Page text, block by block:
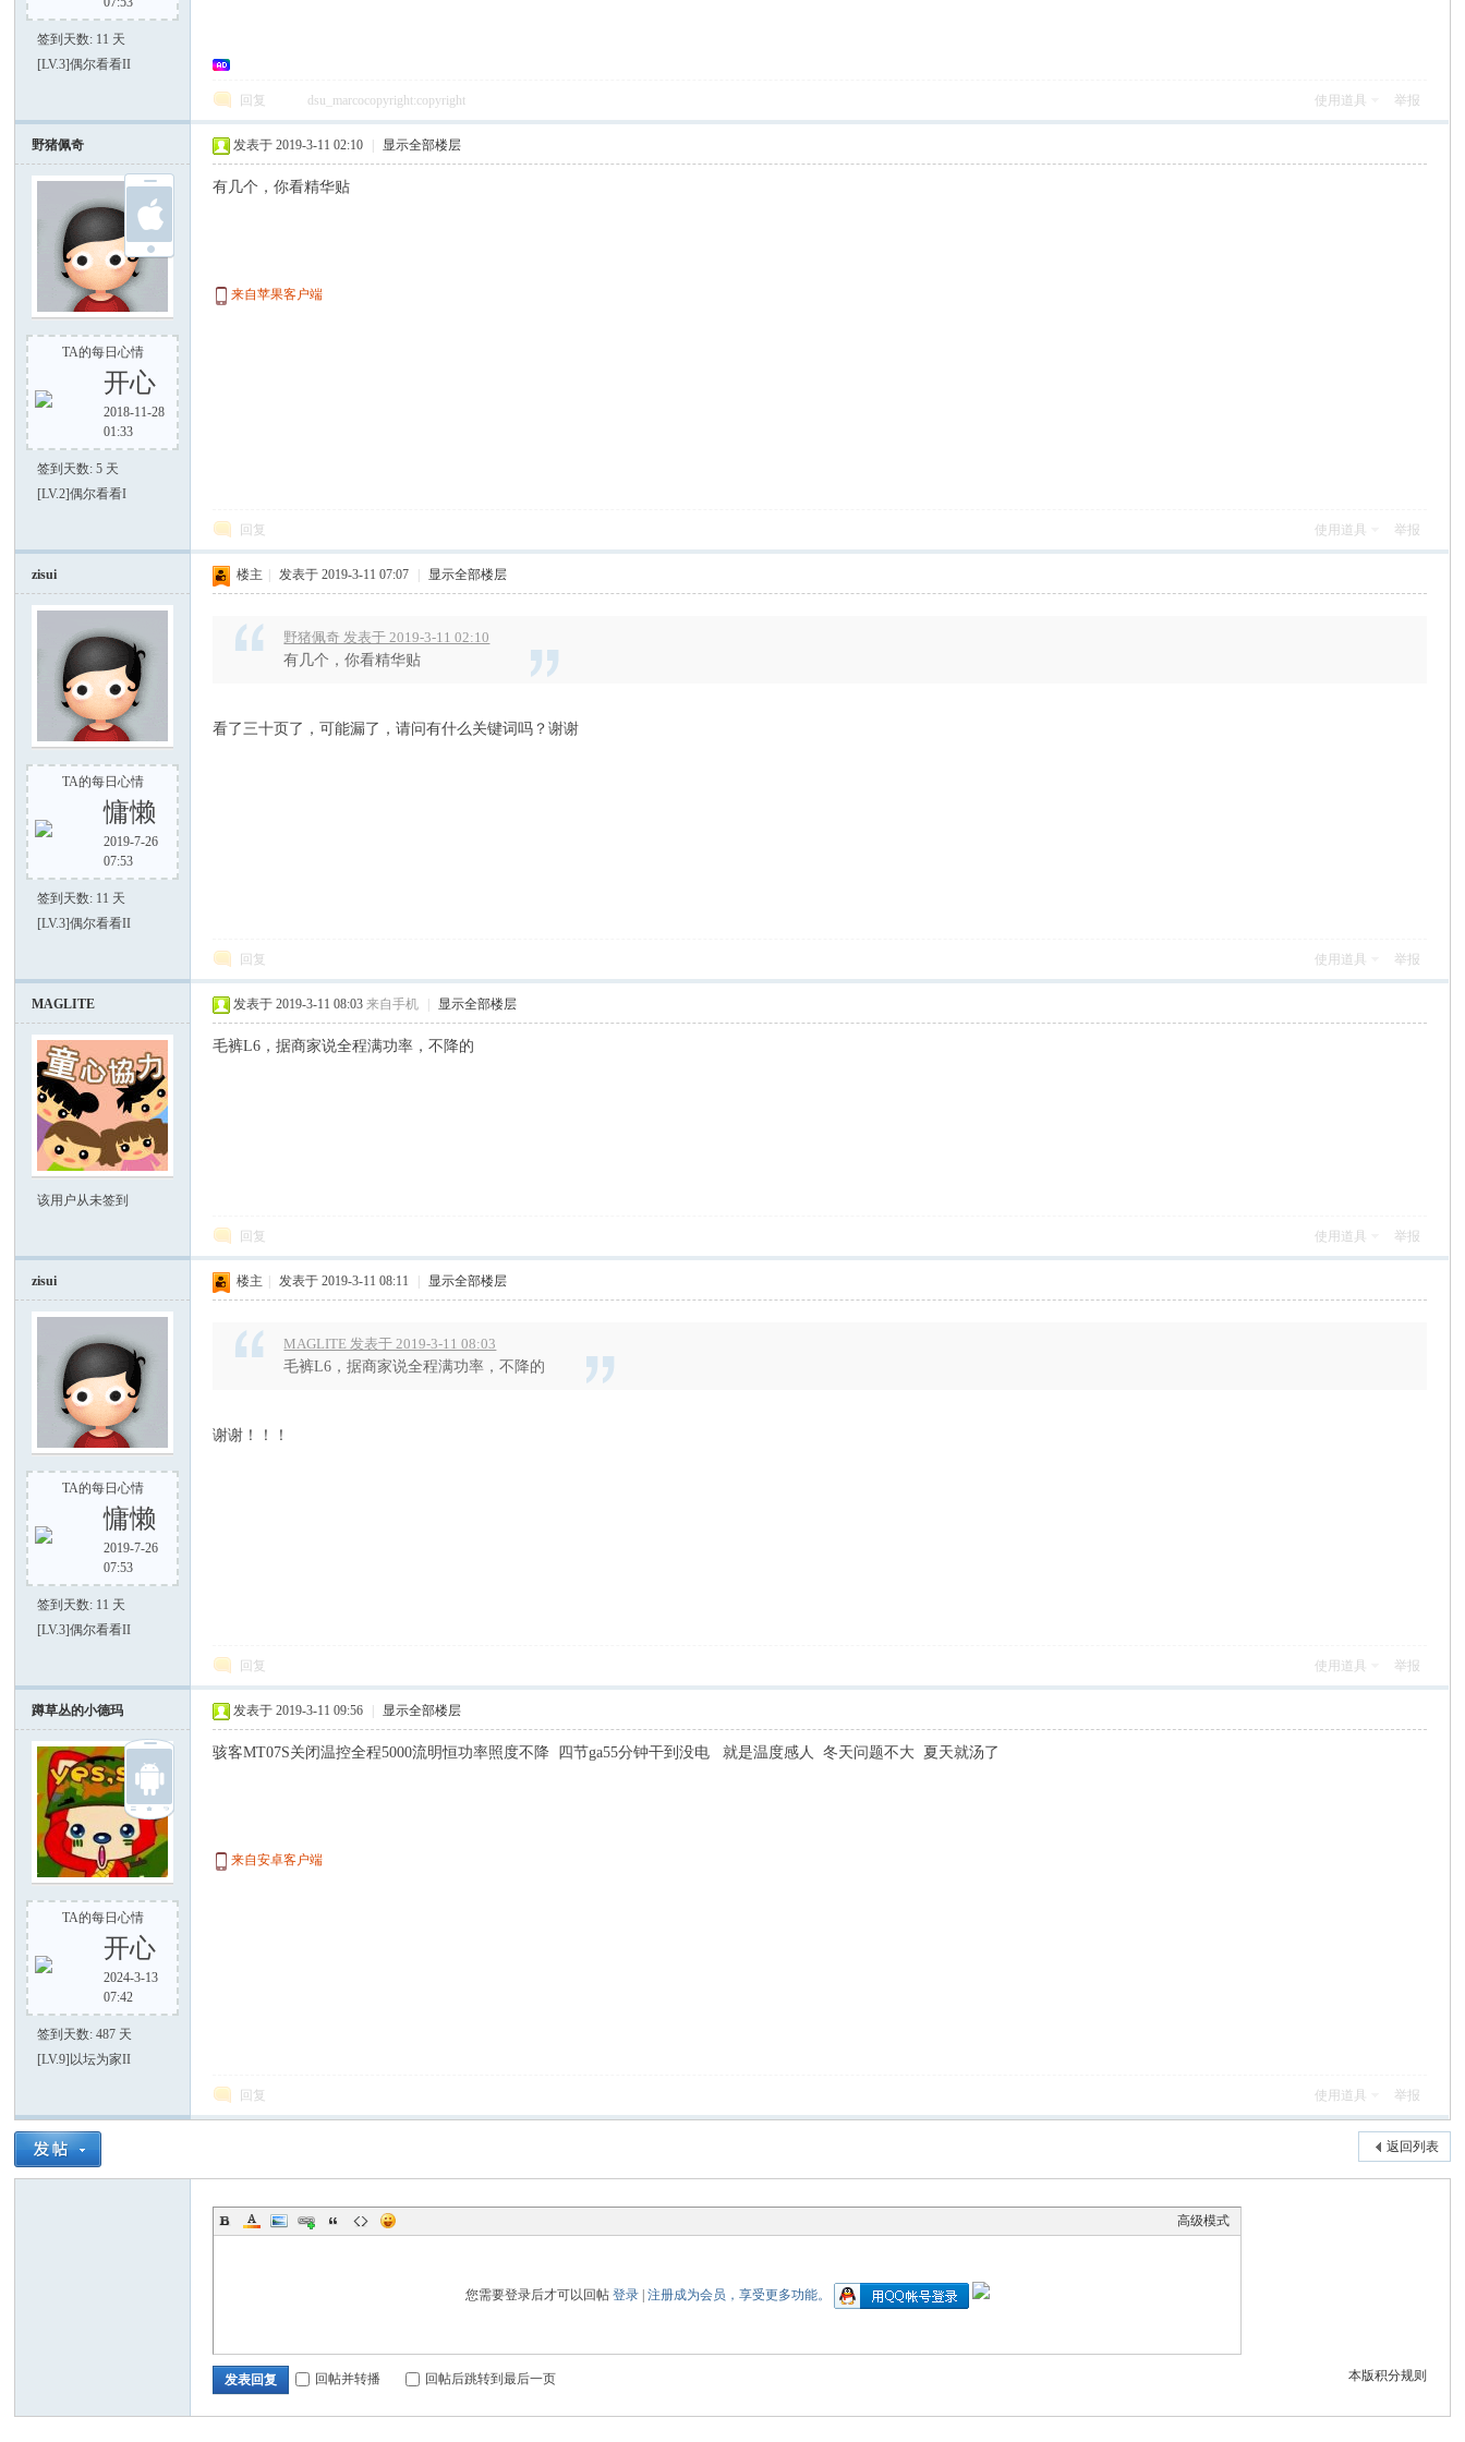
家
谈-
手
电
签到天数: 11 天
[LV.3]偶尔看看II
回复 dsu_marcocopyright:copyright 使用道具 举报
野猪佩奇
TA的每日心情
开心
2018-11-28
01:33
签到天数: 5 天
[LV.2]偶尔看看I
发表于 2019-3-11 02:10 显示全部楼层
有几个，你看精华贴
来自苹果客户端
回复 使用道具 举报
zisui
TA的每日心情
慵懒
2019-7-26
07:53
签到天数: 11 天
[LV.3]偶尔看看II
楼主 发表于 2019-3-11 07:07 显示全部楼层
野猪佩奇 发表于 2019-3-11 02:10
有几个，你看精华贴
看了三十页了，可能漏了，请问有什么关键词吗？谢谢
回复 使用道具 举报
MAGLITE
该用户从未签到
发表于 2019-3-11 08:03 来自手机 显示全部楼层
毛裤L6，据商家说全程满功率，不降的
回复 使用道具 举报
zisui
TA的每日心情
慵懒
2019-7-26
07:53
签到天数: 11 天
[LV.3]偶尔看看II
楼主 发表于 2019-3-11 08:11 显示全部楼层
MAGLITE 发表于 2019-3-11 08:03
毛裤L6，据商家说全程满功率，不降的
谢谢！！！
回复 使用道具 举报
蹲草丛的小德玛
TA的每日心情
开心
2024-3-13
07:42
签到天数: 487 天
[LV.9]以坛为家II
发表于 2019-3-11 09:56 显示全部楼层
骇客MT07S关闭温控全程5000流明恒功率照度不降 四节ga55分钟干到没电 就是温度感人 冬天问题不大 夏天就汤了
来自安卓客户端
回复 使用道具 举报
返回列表
高级模式
您需要登录后才可以回帖 登录| 注册成为会员，享受更多功能。
本版积分规则
发表回复 回帖并转播 回帖后跳转到最后一页